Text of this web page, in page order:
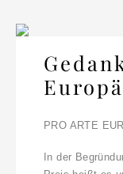
PRO ARTE
In der